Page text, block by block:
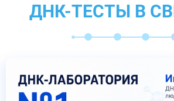
ДНК-ТЕСТЫ В